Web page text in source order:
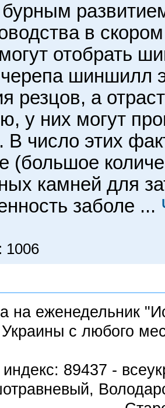
в
отобрать
шиншилл
резцов, а
у них могут
В число этих
(большое
камней для
заболе ...
1006
на еженедельник
Украины с любого
89437 -